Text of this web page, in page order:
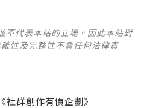
不代表本站的立場。因此本站對
性及完整性不負任何法律責
社群創作有價企劃》